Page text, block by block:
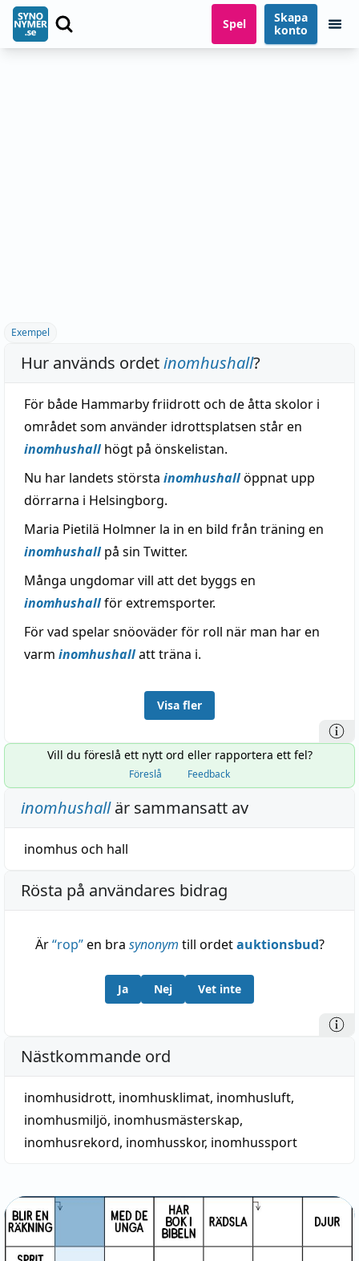
Spel
Skapa
konto
Exempel
Hur används ordetinomhushall?
För både Hammarby friidrott och de åtta skolor i
området som använder idrottsplatsen står en
inomhushallhögt på önskelistan.
Nu har landets största inomhushallöppnat upp
dörrarna i Helsingborg.
Maria Pietilä Holmner la in en bild från träning en
inomhushallpå sin Twitter.
Många ungdomar vill att det byggs en
inomhushallför extremsporter.
För vad spelar snöoväder för roll när man har en
varm inomhushallatt träna i.
Visa fler
Vill du föreslå ett nytt ord eller rapportera ett fel?
Föreslå Feedback
inomhushallär sammansatt av
inomhus och hall
Rösta på användares bidrag
Är“rop”en bra synonym till ordetauktionsbud?
Ja Nej Vet inte
Nästkommande ord
inomhusidrott, inomhusklimat, inomhusluft,
inomhusmiljö, inomhusmästerskap,
inomhusrekord, inomhusskor, inomhussport